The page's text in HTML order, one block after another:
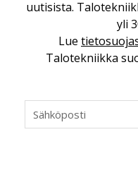
ilmanvaihtoa
Miten
Vesi- ja
uutisista.
yli
Lue
Talotekniikka